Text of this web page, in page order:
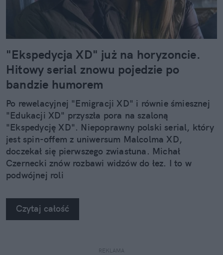
"Ekspedycja XD" już na horyzoncie.
Hitowy serial znowu pojedzie po
bandzie humorem
Po rewelacyjnej "Emigracji XD" i równie śmiesznej
"Edukacji XD" przyszła pora na szaloną
"Ekspedycję XD". Niepoprawny polski serial, który
jest spin-offem z uniwersum Malcolma XD,
doczekał się pierwszego zwiastuna. Michał
Czernecki znów rozbawi widzów do łez. I to w
podwójnej roli
Czytaj całość
REKLAMA